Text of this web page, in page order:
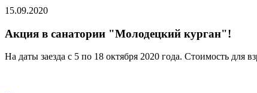
15.09.2020
Акция в санатории "Молодецкий курган"!
На даты заезда с 5 по 18 октября 2020 года. Стоимость для